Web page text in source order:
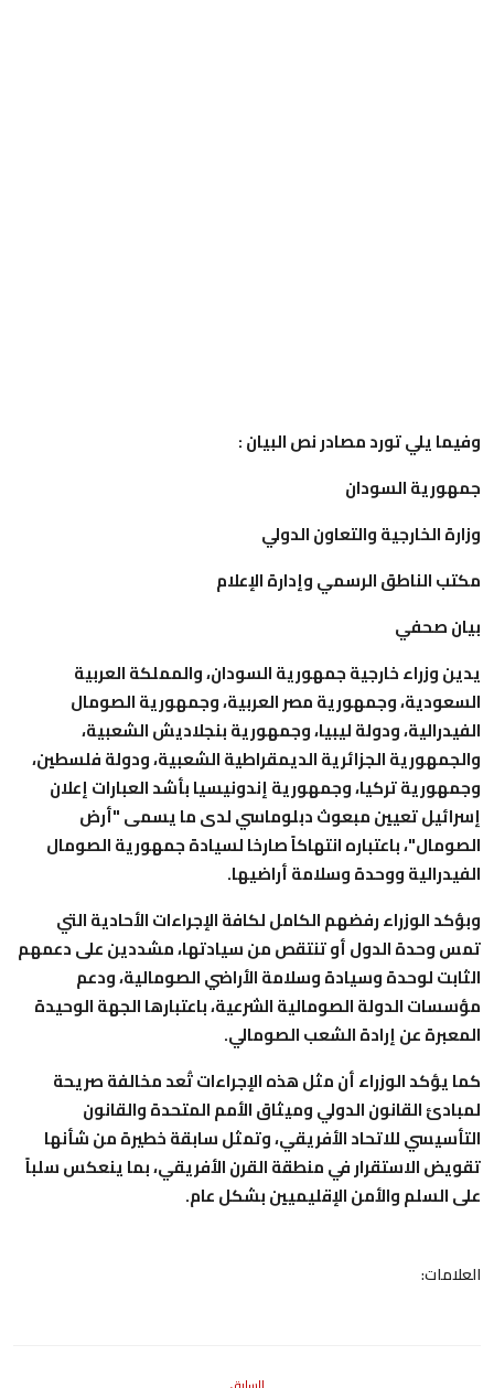
وفيما يلي تورد مصادر نص البيان :
جمهورية السودان
وزارة الخارجية والتعاون الدولي
مكتب الناطق الرسمي وإدارة الإعلام
بيان صحفي
يدين وزراء خارجية جمهورية السودان، والمملكة العربية
السعودية، وجمهورية مصر العربية، وجمهورية الصومال
الفيدرالية، ودولة ليبيا، وجمهورية بنجلاديش الشعبية،
والجمهورية الجزائرية الديمقراطية الشعبية، ودولة فلسطين،
وجمهورية تركيا، وجمهورية إندونيسيا بأشد العبارات إعلان
إسرائيل تعيين مبعوث دبلوماسي لدى ما يسمى "أرض
الصومال"، باعتباره انتهاكاً صارخا لسيادة جمهورية الصومال
الفيدرالية ووحدة وسلامة أراضيها.
وبؤكد الوزراء رفضهم الكامل لكافة الإجراءات الأحادية التي
تمس وحدة الدول أو تنتقص من سيادتها، مشددين على دعمهم
الثابت لوحدة وسيادة وسلامة الأراضي الصومالية، ودعم
مؤسسات الدولة الصومالية الشرعية، باعتبارها الجهة الوحيدة
المعبرة عن إرادة الشعب الصومالي.
كما يؤكد الوزراء أن مثل هذه الإجراءات تُعد مخالفة صريحة
لمبادئ القانون الدولي وميثاق الأمم المتحدة والقانون
التأسيسي للاتحاد الأفريقي، وتمثل سابقة خطيرة من شأنها
تقويض الاستقرار في منطقة القرن الأفريقي، بما ينعكس سلباً
على السلم والأمن الإقليميين بشكل عام.
العلامات: